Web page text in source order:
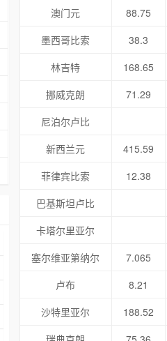
澳门元
88.75
墨西哥比索
38.3
林吉特
168.65
挪威克朗
71.29
尼泊尔卢比
新西兰元
415.59
菲律宾比索
12.38
巴基斯坦卢比
卡塔尔里亚尔
塞尔维亚第纳尔
7.065
卢布
8.21
沙特里亚尔
188.52